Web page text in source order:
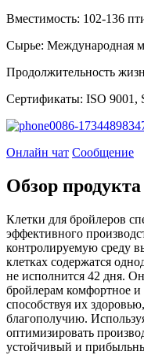
Вместимость: 102-136
Сырье: Международная
Продолжительность
Сертификаты: ISO 9001,
0086-
Онлайн чат Сообщение
Обзор продукта
Клетки для бройлеров
эффективного
контролируемую среду
клетках содержатся
не исполнится 42 дня.
бройлерам комфортное и
способствуя их
благополучию.
оптимизировать
устойчивый и